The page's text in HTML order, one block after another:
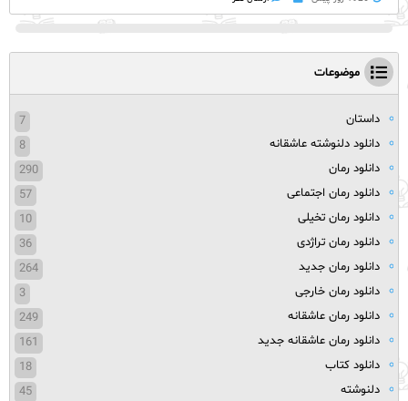
موضوعات
داستان
7
دانلود دلنوشته عاشقانه
8
دانلود رمان
290
دانلود رمان اجتماعی
57
دانلود رمان تخیلی
10
دانلود رمان تراژدی
36
دانلود رمان جدید
264
دانلود رمان خارجی
3
دانلود رمان عاشقانه
249
دانلود رمان عاشقانه جدید
161
دانلود کتاب
18
دلنوشته
45